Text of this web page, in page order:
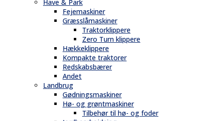
Have & Park
Fejemaskiner
Græsslåmaskiner
Traktorklippere
Zero Turn klippere
Hækkeklippere
Kompakte traktorer
Redskabsbærer
Andet
Landbrug
Gødningsmaskiner
Hø- og grøntmaskiner
Tilbehør til hø- og foder